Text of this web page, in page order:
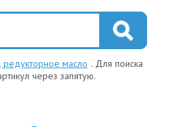
редукторное масло . Для поиска
через запятую.